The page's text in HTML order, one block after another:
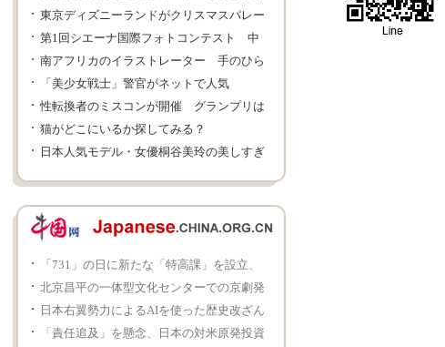
東京ディズニーランドがクリスマスパレー
ド
第1回シエーナ国際フォトコンテスト 中
国の絶景が1等
南アフリカのイラストレーター 手のひら
に3D世界を描き
「美少女戦士」警官がネットで人気
性転換者のミスコンが開催 グランプリは
フィリピン代表
猫がどこにいるか探してみる？
日本人気モデル・女優桐谷美玲の美しすぎ